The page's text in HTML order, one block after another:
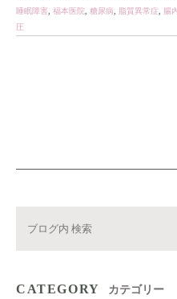
睡眠障害
福本医院 糖尿病 脂質異常症 腸
圧
CATEGORY カテゴリー